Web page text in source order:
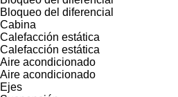
Bloqueo del diferencial
Cabina
Calefacción estática
Calefacción estática
Aire acondicionado
Aire acondicionado
Ejes